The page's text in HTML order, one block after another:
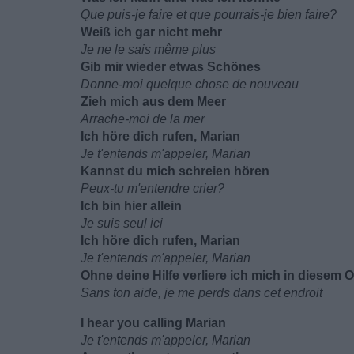
Que puis-je faire et que pourrais-je bien faire?
Weiß ich gar nicht mehr
Je ne le sais même plus
Gib mir wieder etwas Schönes
Donne-moi quelque chose de nouveau
Zieh mich aus dem Meer
Arrache-moi de la mer
Ich höre dich rufen, Marian
Je t'entends m'appeler, Marian
Kannst du mich schreien hören
Peux-tu m'entendre crier?
Ich bin hier allein
Je suis seul ici
Ich höre dich rufen, Marian
Je t'entends m'appeler, Marian
Ohne deine Hilfe verliere ich mich in diesem
Sans ton aide, je me perds dans cet endroit
I hear you calling Marian
Je t'entends m'appeler, Marian